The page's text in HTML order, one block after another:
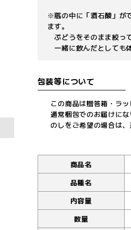
※瓶の中に「酒石酸」が
ます。
ぶどうをそのまま絞っ
一緒に飲んだとしても
包装等について
この商品は贈答箱・ラッ
通常梱包でのお届けにな
のしをご希望の場合は
商品名
品種名
内容量
数量